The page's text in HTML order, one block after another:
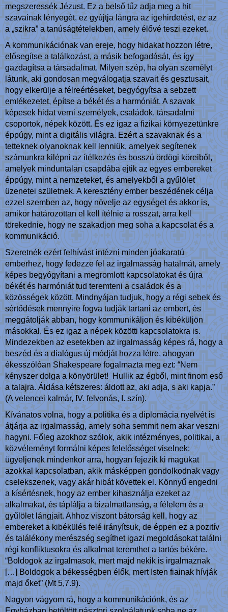
megszeressék Jézust. Ez a belső tűz adja meg a hit
szavainak lényegét, ez gyújtja lángra az igehirdetést, ez az
a „szikra” a tanúságtételekben, amely élővé teszi ezeket.
A kommunikációnak van ereje, hogy hidakat hozzon létre,
elősegítse a találkozást, a másik befogadását, és így
gazdagítsa a társadalmat. Milyen szép, ha olyan személyt
látunk, aki gondosan megválogatja szavait és gesztusait,
hogy elkerülje a félreértéseket, begyógyítsa a sebzett
emlékezetet, építse a békét és a harmóniát. A szavak
képesek hidat verni személyek, családok, társadalmi
csoportok, népek között. És ez igaz a fizikai környezetünkre
éppúgy, mint a digitális világra. Ezért a szavaknak és a
tetteknek olyanoknak kell lenniük, amelyek segítenek
számunkra kilépni az ítélkezés és bosszú ördögi köreiből,
amelyek minduntalan csapdába ejtik az egyes embereket
éppúgy, mint a nemzeteket, és amelyekből a gyűlölet
üzenetei születnek. A keresztény ember beszédének célja
ezzel szemben az, hogy növelje az egységet és akkor is,
amikor határozottan el kell ítélnie a rosszat, arra kell
törekednie, hogy ne szakadjon meg soha a kapcsolat és a
kommunikáció.
Szeretnék ezért felhívást intézni minden jóakaratú
emberhez, hogy fedezze fel az irgalmasság hatalmát, amely
képes begyógyítani a megromlott kapcsolatokat és újra
békét és harmóniát tud teremteni a családok és a
közösségek között. Mindnyájan tudjuk, hogy a régi sebek és
sértődések mennyire fogva tudják tartani az embert, és
meggátolják abban, hogy kommunikáljon és kibéküljön
másokkal. És ez igaz a népek közötti kapcsolatokra is.
Mindezekben az esetekben az irgalmasság képes rá, hogy a
beszéd és a dialógus új módját hozza létre, ahogyan
ékesszólóan Shakespeare fogalmazta meg ezt: “Nem
kényszer dolga a könyörület! Hullik az égből, mint finom eső
a talajra. Áldása kétszeres: áldott az, aki adja, s aki kapja.”
(A velencei kalmár, IV. felvonás, I. szín).
Kívánatos volna, hogy a politika és a diplomácia nyelvét is
átjárja az irgalmasság, amely soha semmit nem akar veszni
hagyni. Főleg azokhoz szólok, akik intézményes, politikai, a
közvéleményt formálni képes felelősséget viselnek:
ügyeljenek mindenkor arra, hogyan fejezik ki magukat
azokkal kapcsolatban, akik másképpen gondolkodnak vagy
cselekszenek, vagy akár hibát követtek el. Könnyű engedni
a kísértésnek, hogy az ember kihasználja ezeket az
alkalmakat, és táplálja a bizalmatlanság, a félelem és a
gyűlölet lángjait. Ahhoz viszont bátorság kell, hogy az
embereket a kibékülés felé irányítsuk, de éppen ez a pozitív
és találékony merészség segíthet igazi megoldásokat találni
régi konfliktusokra és alkalmat teremthet a tartós békére.
“Boldogok az irgalmasok, mert majd nekik is irgalmaznak
[…] Boldogok a békességben élők, mert Isten fiainak hívják
majd őket” (Mt 5,7.9).
Nagyon vágyom rá, hogy a kommunikációnk, és az